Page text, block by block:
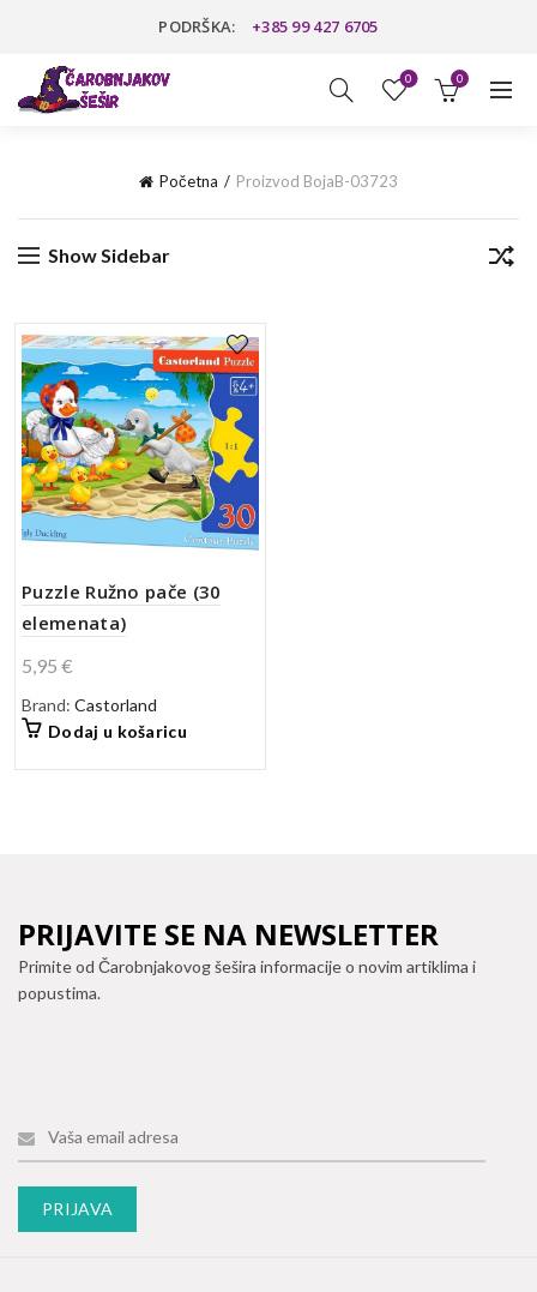
PODRŠKA: +385 99 427 6705
0 0
Početna Proizvod BojaB-03723
Show Sidebar
Puzzle Ružno pače (30
elemenata)
5,95€
Brand:Castorland
Dodaj u košaricu
PRIJAVITE SE NA NEWSLETTER
Primite od Čarobnjakovog šešira informacije o novim artiklima i
popustima.